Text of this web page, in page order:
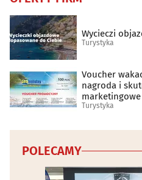
Wycieczi
Turystyka
Voucher
nagroda i
marketingowe
Turystyka
POLECAMY